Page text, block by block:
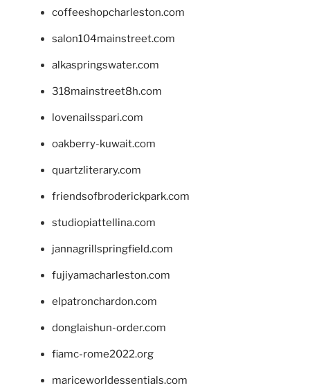
coffeeshopcharleston.com
salon104mainstreet.com
alkaspringswater.com
318mainstreet8h.com
lovenailsspari.com
oakberry-kuwait.com
quartzliterary.com
friendsofbroderickpark.com
studiopiattellina.com
jannagrillspringfield.com
fujiyamacharleston.com
elpatronchardon.com
donglaishun-order.com
fiamc-rome2022.org
mariceworldessentials.com